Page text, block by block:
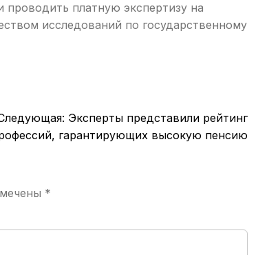
платную экспертизу на
исследований по государственному
Эксперты представили рейтинг
гарантирующих высокую пенсию
*